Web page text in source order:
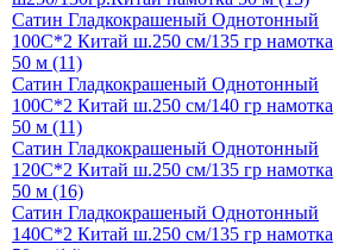
Сатин Гладкокрашеный Однотонный
100С*2 Китай ш.250 см/135 гр намотка
50 м (11)
Сатин Гладкокрашеный Однотонный
100С*2 Китай ш.250 см/140 гр намотка
50 м (11)
Сатин Гладкокрашеный Однотонный
120С*2 Китай ш.250 см/135 гр намотка
50 м (16)
Сатин Гладкокрашеный Однотонный
140С*2 Китай ш.250 см/135 гр намотка